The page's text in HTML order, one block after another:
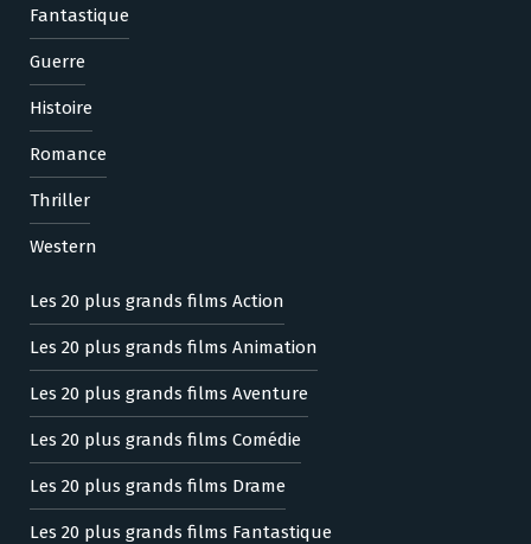
Fantastique
Guerre
Histoire
Romance
Thriller
Western
Les 20 plus grands films Action
Les 20 plus grands films Animation
Les 20 plus grands films Aventure
Les 20 plus grands films Comédie
Les 20 plus grands films Drame
Les 20 plus grands films Fantastique